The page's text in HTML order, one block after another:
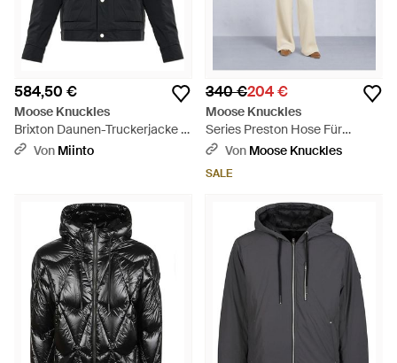
584,50 €
Moose Knuckles
Brixton Daunen-Truckerjacke -
Schwarz
Von Miinto
340 €204 €
Moose Knuckles
Series Preston Hose Für
Damen - Weiß
Von Moose Knuckles
SALE